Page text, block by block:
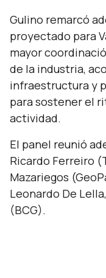
Gulino remarcó
proyectado para
mayor
de la industria,
infraestructura y
para sostener el
actividad.
El panel reunió
Ricardo Ferreiro
Mazariegos
Leonardo De
(BCG).